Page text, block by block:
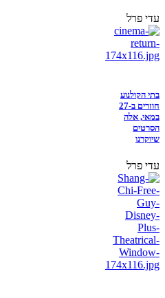
עדי פרל
בתי הקולנוע
חוזרים ב-27
במאי, אלה
הסרטים
שיוקרנו
עדי פרל